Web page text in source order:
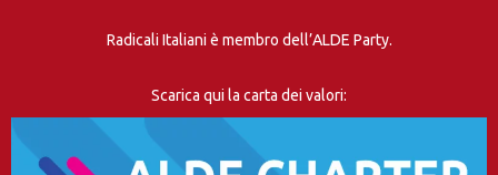
Radicali Italiani è membro dell’ALDE Party.
Scarica qui la carta dei valori: